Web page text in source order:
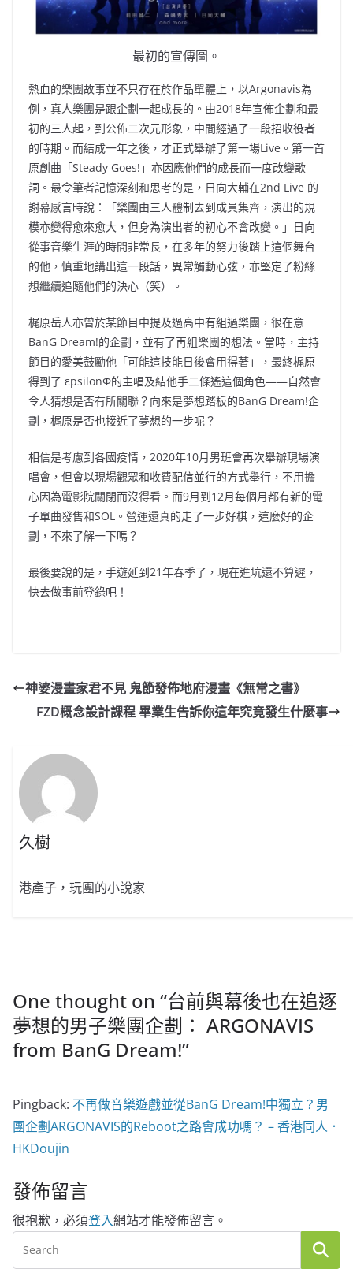
最初的宣傳圖。
熱血的樂團故事並不只存在於作品單體上，以Argonavis為
例，真人樂團是跟企劃一起成長的。由2018年宣佈企劃和最
初的三人起，到公佈二次元形象，中間經過了一段招收役者
的時期。而結成一年之後，才正式舉辦了第一場Live。第一首
原創曲「Steady Goes!」亦因應他們的成長而一度改變歌
詞。最令筆者記憶深刻和思考的是，日向大輔在2nd Live 的
謝幕感言時說：「樂團由三人體制去到成員集齊，演出的規
模亦變得愈來愈大，但身為演出者的初心不會改變。」日向
從事音樂生涯的時間非常長，在多年的努力後踏上這個舞台
的他，慎重地講出這一段話，異常觸動心弦，亦堅定了粉絲
想繼續追隨他們的決心（笑）。
梶原岳人亦曾於某節目中提及過高中有組過樂團，很在意
BanG Dream!的企劃，並有了再組樂團的想法。當時，主持
節目的愛美鼓勵他「可能這技能日後會用得著」，最終梶原
得到了 εpsilonΦ的主唱及結他手二條遙這個角色——自然會
令人猜想是否有所關聯？向來是夢想踏板的BanG Dream!企
劃，梶原是否也接近了夢想的一步呢？
相信是考慮到各國疫情，2020年10月男班會再次舉辦現場演
唱會，但會以現場觀眾和收費配信並行的方式舉行，不用擔
心因為電影院關閉而沒得看。而9月到12月每個月都有新的電
子單曲發售和SOL。營運還真的走了一步好棋，這麼好的企
劃，不來了解一下嗎？
最後要說的是，手遊延到21年春季了，現在進坑還不算遲，
快去做事前登錄吧！
神婆漫畫家君不見 鬼節發佈地府漫畫《無常之書》
FZD概念設計課程 畢業生告訴你這年究竟發生什麼事
久樹
港產子，玩團的小說家
One thought on “台前與幕後也在追逐
夢想的男子樂團企劃： ARGONAVIS
from BanG Dream!”
Pingback: 不再做音樂遊戲並從BanG Dream!中獨立？男
團企劃ARGONAVIS的Reboot之路會成功嗎？ – 香港同人．
HKDoujin
發佈留言
很抱歉，必須登入網站才能發佈留言。